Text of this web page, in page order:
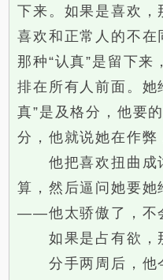
下来。如果是喜欢，
喜欢和正常人的不在
那种“认真”是留下来
排在所有人前面。她
真”是及格分，他要
分，他就说她在作弊
他把喜欢扭曲成
算，然后逼问她要她
——他太骄傲了，不
如果是占有欲，
分手两周后，他